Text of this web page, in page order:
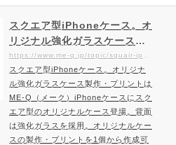
化ガラスのスマホケースオリジナル印
刷国産強化ガラスの品質、光沢感は本
物！強化ガラスケースとしてもクオリ
ティがどこよりも高い仕上げの高級感
よって光の当たり方が高級感ある表情
を楽しめるスマホケースです。国内…
スクエア型iPhoneケース。オ
リジナル強化ガラスケース製
作・プリント｜1個から格安！
オリジナルのスクエアiPhone
ケース作成ならME-Q（メー
ク）
スクエア型iPhoneケース。オリジナ
ル強化ガラスケース製作・プリントは
ME-Q（メーク）iPhoneケースにスク
エア型のオリジナルケース登場。背面
は強化ガラスを採用。オリジナルケー
スの製作・プリントを1個から作成可